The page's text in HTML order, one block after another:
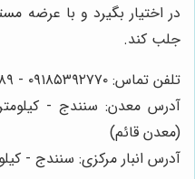
در اختیار بگیرد و با عرضه
جلب کند.
تلفن تماس: ۰۹۱۸۵۳۹۲۷۷۰ - ۰۹۳۷۱۶۲۹۰۸۹
(معدن قائم)
آدرس انبار مرکزی: سنندج -